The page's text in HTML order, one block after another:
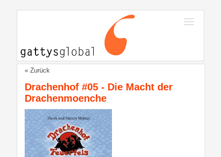
« Zurück
Drachenhof #05 - Die Macht der
Drachenmoenche